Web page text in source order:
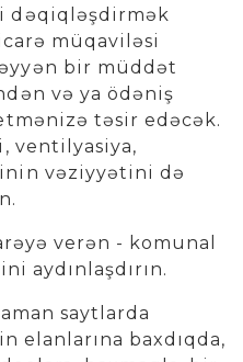
dəqiqləşdirmək
müqaviləsi
bir müddət
və ya ödəniş
təsir edəcək.
ventilyasiya,
vəziyyətini də
verən - komunal
aydınlaşdırın.
saytlarda
elanlarına baxdıqda,